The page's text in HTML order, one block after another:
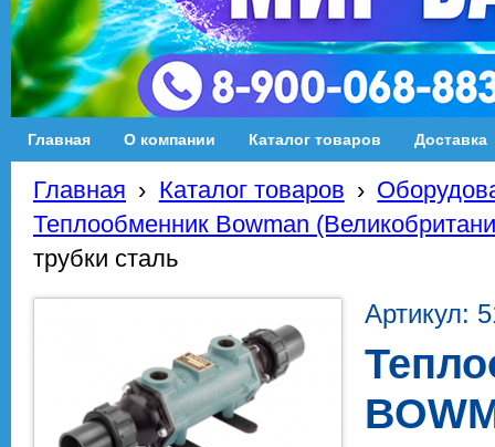
Главная О компании Каталог товаров Доставка
Главная › Каталог товаров ›
Теплообменник Bowman
трубки сталь
Артикул: